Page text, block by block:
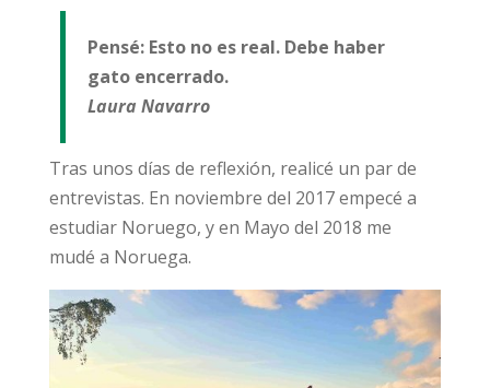
Pensé: Esto no es real. Debe haber
gato encerrado.
Laura Navarro
Tras unos días de reflexión, realicé un par de
entrevistas. En noviembre del 2017 empecé a
estudiar Noruego, y en Mayo del 2018 me
mudé a Noruega.